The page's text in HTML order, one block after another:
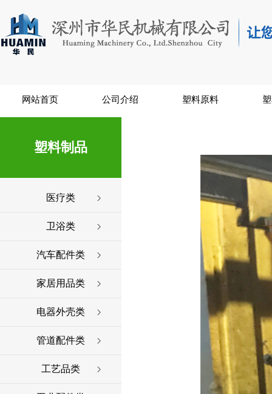
网站首页 公司介绍 塑料原料
塑料制品
医疗类
卫浴类
汽车配件类
家居用品类
电器外壳类
管道配件类
工艺品类